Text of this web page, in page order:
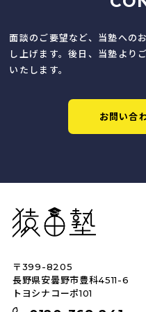
面談のご要望など、当塾への
し上げます。後日、当塾より
いたします。
お問い合
猿田塾
〒399-8205
長野県安曇野市豊科4511-6
トヨシナコーポ101